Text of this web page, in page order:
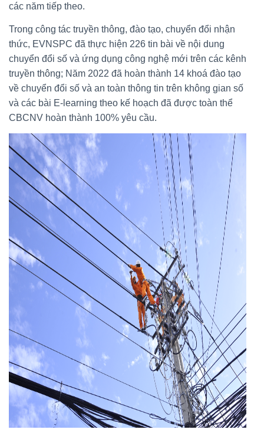
các năm tiếp theo.
Trong công tác truyền thông, đào tạo, chuyển đổi nhận
thức, EVNSPC đã thực hiện 226 tin bài về nội dung
chuyển đổi số và ứng dụng công nghệ mới trên các kênh
truyền thông; Năm 2022 đã hoàn thành 14 khoá đào tạo
về chuyển đổi số và an toàn thông tin trên không gian số
và các bài E-learning theo kế hoạch đã được toàn thể
CBCNV hoàn thành 100% yêu cầu.